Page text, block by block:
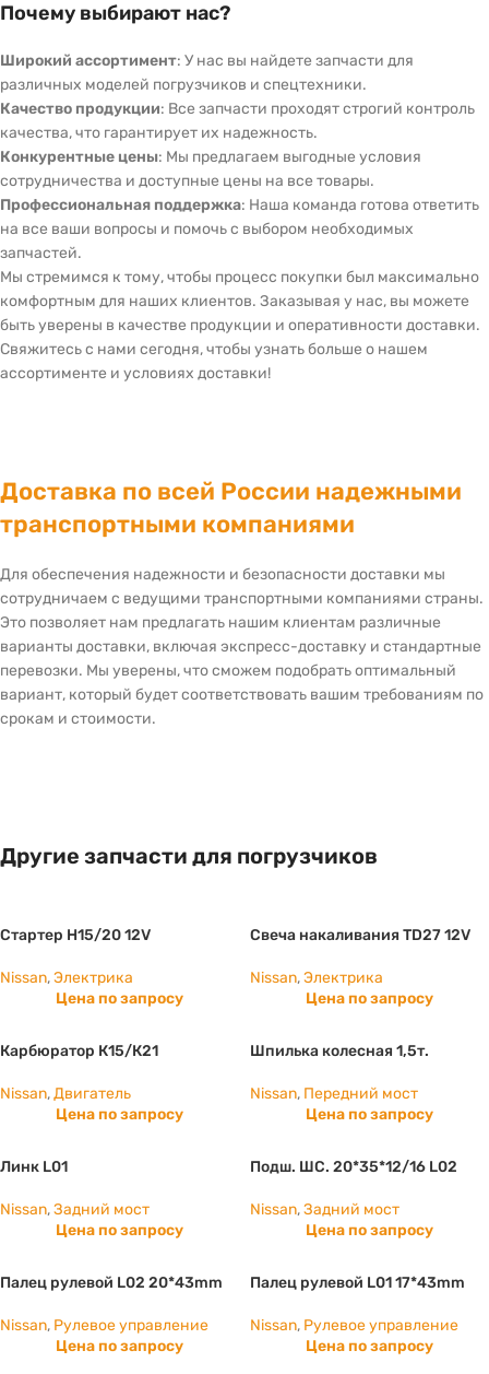
Почему выбирают нас?
Широкий ассортимент: У нас вы найдете запчасти для
различных моделей погрузчиков и спецтехники.
Качество продукции: Все запчасти проходят строгий контроль
качества, что гарантирует их надежность.
Конкурентные цены: Мы предлагаем выгодные условия
сотрудничества и доступные цены на все товары.
Профессиональная поддержка: Наша команда готова ответить
на все ваши вопросы и помочь с выбором необходимых
запчастей.
Мы стремимся к тому, чтобы процесс покупки был максимально
комфортным для наших клиентов. Заказывая у нас, вы можете
быть уверены в качестве продукции и оперативности доставки.
Свяжитесь с нами сегодня, чтобы узнать больше о нашем
ассортименте и условиях доставки!
Доставка по всей России надежными
транспортными компаниями
Для обеспечения надежности и безопасности доставки мы
сотрудничаем с ведущими транспортными компаниями страны.
Это позволяет нам предлагать нашим клиентам различные
варианты доставки, включая экспресс-доставку и стандартные
перевозки. Мы уверены, что сможем подобрать оптимальный
вариант, который будет соответствовать вашим требованиям по
срокам и стоимости.
Другие запчасти для погрузчиков
Стартер Н15/20 12V
Nissan,Электрика
Цена по запросу
Свеча накаливания TD27 12V
Nissan,Электрика
Цена по запросу
Карбюратор К15/К21
Nissan,Двигатель
Цена по запросу
Шпилька колесная 1,5т.
Nissan, Передний мост
Цена по запросу
Линк L01
Nissan,Задний мост
Цена по запросу
Подш. ШС. 20*35*12/16 L02
Nissan,Задний мост
Цена по запросу
Палец рулевой L02 20*43mm
Nissan, Рулевое управление
Цена по запросу
Палец рулевой L01 17*43mm
Nissan, Рулевое управление
Цена по запросу